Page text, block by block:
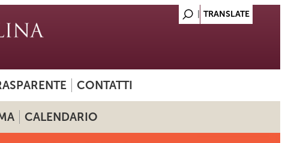
CONTATTI
CALENDARIO